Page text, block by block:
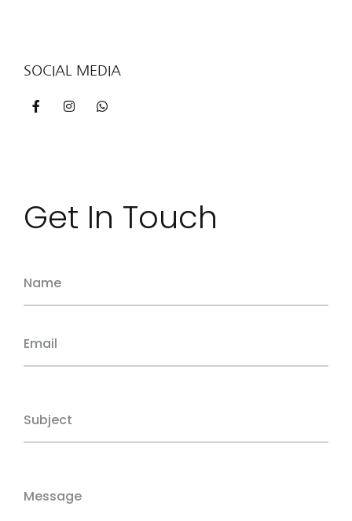
SOCIAL MEDIA
Get In Touch
Name
Email
Subject
Message